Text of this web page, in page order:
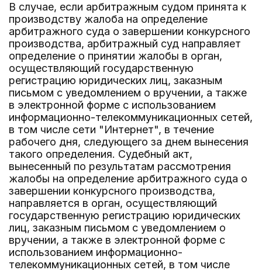
В случае, если арбитражным судом принята к
производству жалоба на определение
арбитражного суда о завершении конкурсного
производства, арбитражный суд направляет
определение о принятии жалобы в орган,
осуществляющий государственную
регистрацию юридических лиц, заказным
письмом с уведомлением о вручении, а также
в электронной форме с использованием
информационно-телекоммуникационных сетей,
в том числе сети "Интернет", в течение
рабочего дня, следующего за днем вынесения
такого определения. Судебный акт,
вынесенный по результатам рассмотрения
жалобы на определение арбитражного суда о
завершении конкурсного производства,
направляется в орган, осуществляющий
государственную регистрацию юридических
лиц, заказным письмом с уведомлением о
вручении, а также в электронной форме с
использованием информационно-
телекоммуникационных сетей, в том числе